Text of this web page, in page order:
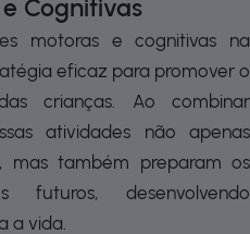
Cognitivas
motoras e cognitivas na
eficaz para promover o
crianças. Ao combinar
atividades não apenas
mas também preparam os
futuros, desenvolvendo
a vida.